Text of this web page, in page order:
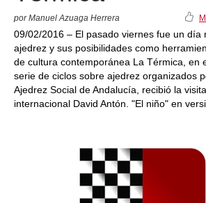
por Manuel Azuaga Herrera
09/02/2016 – El pasado viernes fue un día
ajedrez y sus posibilidades como
de cultura contemporánea La Térmica, en
serie de ciclos sobre ajedrez organizados
Ajedrez Social de Andalucía, recibió la
internacional David Antón. "El niño" en